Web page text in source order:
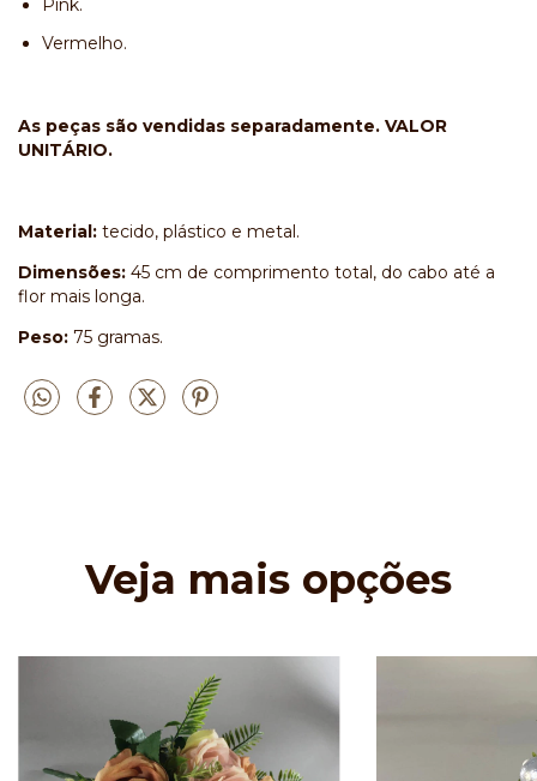
Pink.
Vermelho.
As peças são vendidas separadamente. VALOR
UNITÁRIO.
Material: tecido, plástico e metal.
Dimensões: 45 cm de comprimento total, do cabo até a
flor mais longa.
Peso: 75 gramas.
Veja mais opções